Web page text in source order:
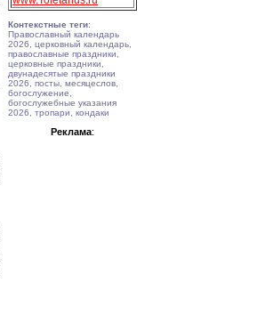
Контекстные теги:
Православный календарь
2026, церковный календарь,
православные праздники,
церковные праздники,
двунадесятые праздники
2026, посты, месяцеслов,
богослужение,
богослужебные указания
2026, тропари, кондаки
Реклама: